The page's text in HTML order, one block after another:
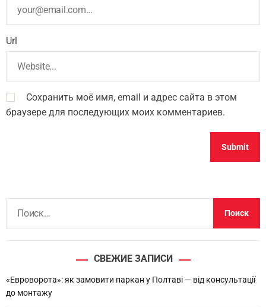
Url
Сохранить моё имя, email и адрес сайта в этом
браузере для последующих моих комментариев.
:
СВЕЖИЕ ЗАПИСИ
«Евроворота»: як замовити паркан у Полтаві — від консультації
до монтажу